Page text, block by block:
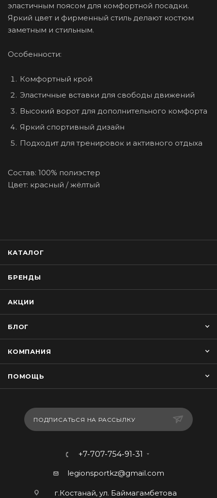
эластичным поясом для комфортной посадки.
Яркий цвет и фирменный стиль делают костюм
заметным и стильным.
Особенности:
Комфортный крой
Эластичные вставки для свободы движений
Высокий ворот для дополнительного комфорта
Яркий спортивный дизайн
Подходит для тренировок и активного отдыха
Состав: 100% полиэстер
Цвет: красный / жёлтый
КАТАЛОГ
БРЕНДЫ
АКЦИИ
БЛОГ
КОМПАНИЯ
ПОМОЩЬ
ПОДПИСАТЬСЯ НА РАССЫЛКУ
+7-707-754-91-31
legionsportkz@gmail.com
г.Костанай, ул. Баймагамбетова